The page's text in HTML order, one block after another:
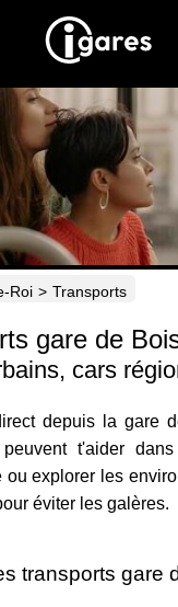
Recherche
Location de
Hôtels
Taxis
Transports
Horaires
Roi > Transports
gare de
cars
depuis la gare
peuvent t'aider
explorer les
éviter les galères.
transports gare